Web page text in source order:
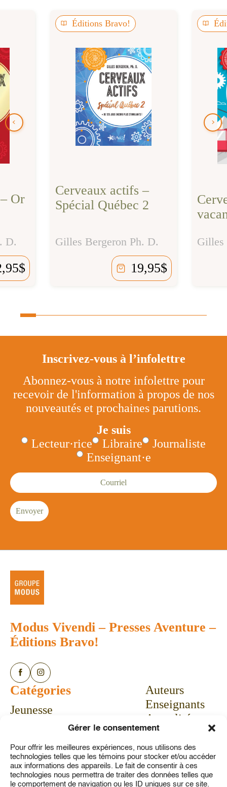
Gérer le consentement
Pour offrir les meilleures expériences, nous utilisons des
technologies telles que les témoins pour stocker et/ou accéder
aux informations des appareils. Le fait de consentir à ces
technologies nous permettra de traiter des données telles que
le comportement de navigation ou les ID uniques sur ce site.
Éditions Bravo!
Cerveaux actifs –
Spécial Québec 2
Gilles Bergeron Ph. D.
19,95$
Gilles
Or
D.
$
Inscrivez-vous à l’infolettre
Abonnez-vous à notre infolettre pour
recevoir de l'information à propos de nos
nouveautés et prochaines parutions.
Je suis
Lecteur·rice
Libraire
Journaliste
Enseignant·e
Courriel
Envoyer
Modus Vivendi – Presses Aventure –
Éditions Bravo!
Catégories
Jeunesse
Bandes dessinées
Vie pratique
Aubaines
Auteurs
Enseignants
Actualités
Calendrier
Communiqués
Concours
À propos